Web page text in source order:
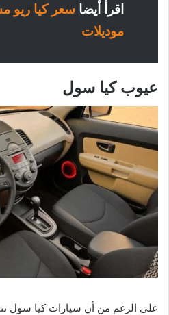
اقرأ أيضا
موديلات
عيوب كيا سول
على الرغم من أن سيارات كيا سول